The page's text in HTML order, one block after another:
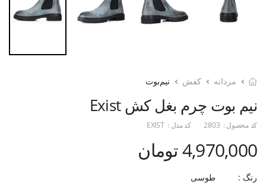
مردانه کفش نیم‌بوت
نیم بوت چرم بغل کش Exist
کد محصول : 2803 کد مدل : EXIST
4,970,000 تومان
رنگ : طوسی